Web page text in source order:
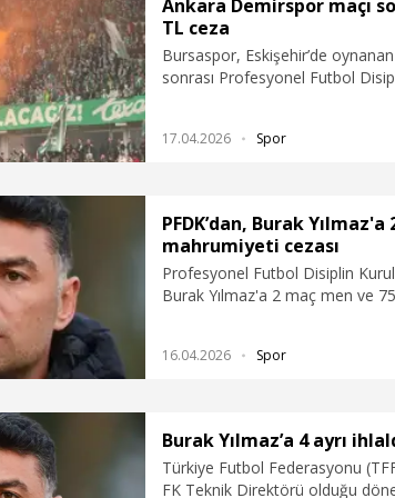
Bizim ifade
şekilde yasak
verdiler. Ne vardı
ve adalet arıyoruz.
özgürlüğü sınırları
Ankara Demirspor maçı
TL ceza
Bursaspor, Eskişehir’de
sonrası Profesyonel Futbol
17.04.2026 Spor
PFDK’dan, Burak
mahrumiyeti cezası
Profesyonel Futbol Disiplin
Burak Yılmaz'a 2 maç men ve
16.04.2026 Spor
Burak Yılmaz’a 4 ayrı
Türkiye Futbol Federasyonu
FK Teknik Direktörü olduğu